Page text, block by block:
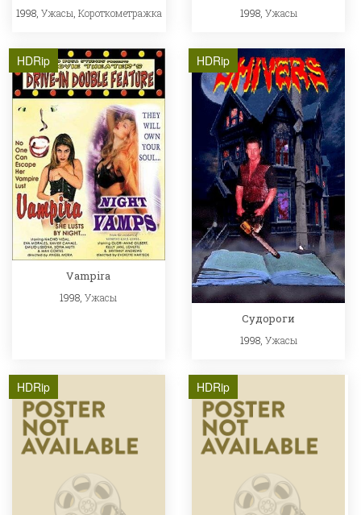
1998, Ужасы, Короткометражка 1998, Ужасы
HDRip
Vampira
1998,Ужасы
HDRip
Судороги
1998, Ужасы
HDRip HDRip